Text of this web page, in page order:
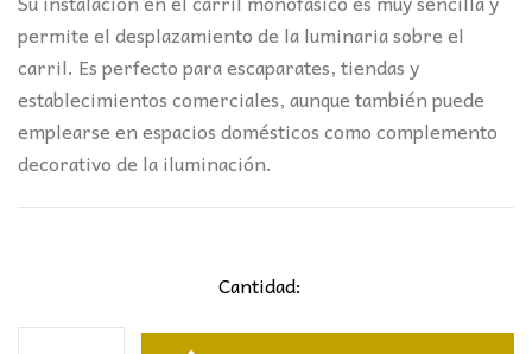
permite el desplazamiento de la luminaria sobre el
carril. Es perfecto para escaparates, tiendas y
establecimientos comerciales, aunque también puede
emplearse en espacios domésticos como complemento
decorativo de la iluminación.
Cantidad: